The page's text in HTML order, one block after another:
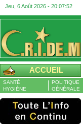
Jeu, 6 Août 2026 - 20:07:53
ACCUEIL
SANTÉ
HYGIÈNE
POLITIQUE
GÉNÉRALE